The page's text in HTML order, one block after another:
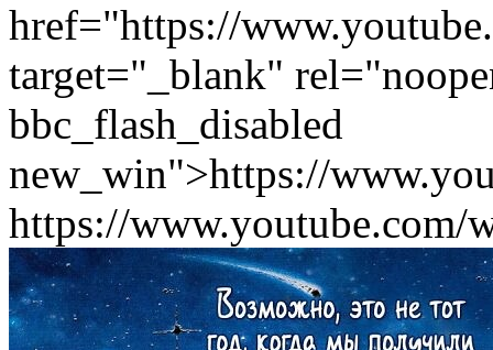
href="https://
target="_blank"
bbc_flash_disabled
new_win">https://
https://www.youtube.com/